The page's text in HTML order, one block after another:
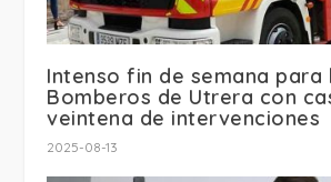
Intenso fin de semana para
Bomberos de Utrera con
veintena de intervenciones
2025-08-13